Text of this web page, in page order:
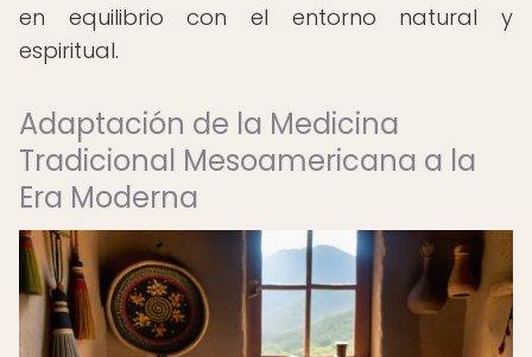
en equilibrio con el entorno natural y
espiritual.
Adaptación de la Medicina
Tradicional Mesoamericana a la
Era Moderna